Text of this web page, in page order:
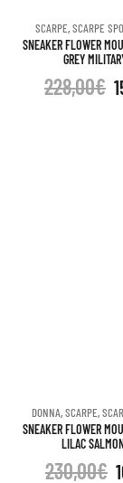
SCARPE,SCARPE
SNEAKER FLOWER
GREY
228,00€
DONNA,SCARPE,
SNEAKER FLOWER
LILAC
230,00€